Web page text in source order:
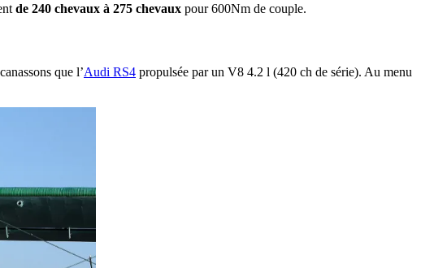
de 240 chevaux à 275 chevaux pour 600Nm de couple.
que l’Audi RS4 propulsée par un V8 4.2 l (420 ch de série). Au menu